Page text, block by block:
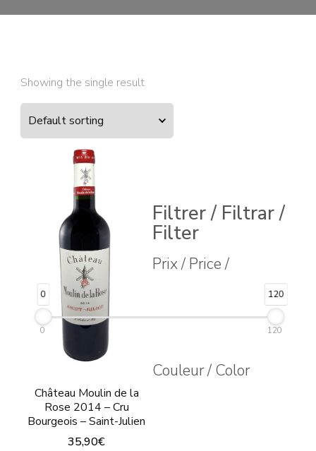
Showing the single result
Château Moulin de la
Rose 2014 – Cru
Bourgeois – Saint-Julien
35,90€
Filtrer / Filtrar /
Filter
Prix / Price /
0 120
0 120
Couleur / Color